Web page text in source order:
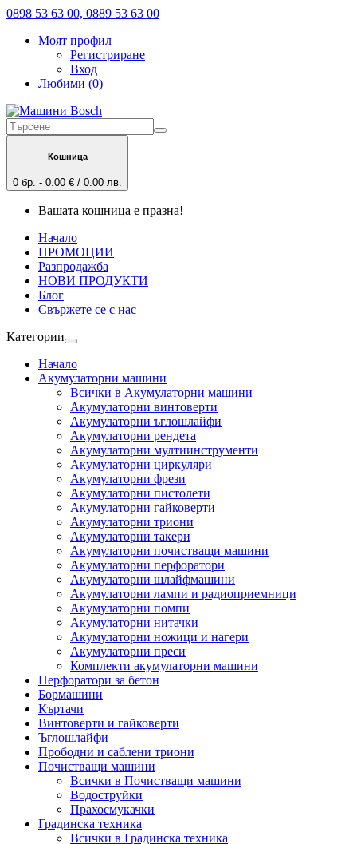
0898 53 63 00, 0889 53 63 00
Моят профил
Регистриране
Вход
Любими (0)
Кошница
0 бр. - 0.00 € / 0.00 лв.
Вашата кошница е празна!
Начало
ПРОМОЦИИ
Разпродажба
НОВИ ПРОДУКТИ
Блог
Свържете се с нас
Категории
Начало
Акумулаторни машини
Всички в Акумулаторни машини
Акумулаторни винтоверти
Акумулаторни ъглошлайфи
Акумулаторни рендета
Акумулаторни мултиинструменти
Акумулаторни циркуляри
Акумулаторни фрези
Акумулаторни пистолети
Акумулаторни гайковерти
Акумулаторни триони
Акумулаторни такери
Акумулаторни почистващи машини
Акумулаторни перфоратори
Акумулаторни шлайфмашини
Акумулаторни лампи и радиоприемници
Акумулаторни помпи
Акумулаторни нитачки
Акумулаторни ножици и нагери
Акумулаторни преси
Комплекти акумулаторни машини
Перфоратори за бетон
Бормашини
Къртачи
Винтоверти и гайковерти
Ъглошлайфи
Прободни и саблени триони
Почистващи машини
Всички в Почистващи машини
Водоструйки
Прахосмукачки
Градинска техника
Всички в Градинска техника